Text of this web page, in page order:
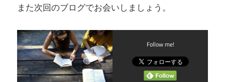
また次回のブログでお会いしましょう。
Follow me!